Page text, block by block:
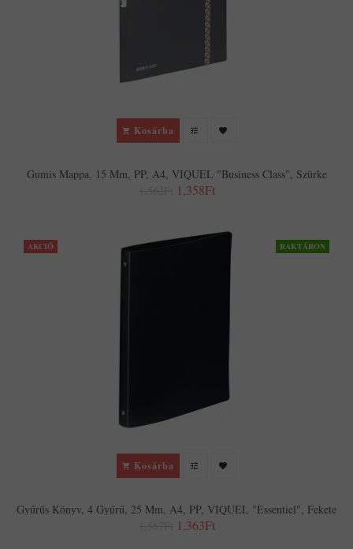
Kosárba
Gumis Mappa, 15 Mm, PP, A4, VIQUEL "Business Class", Szürke
1,358Ft
AKCIÓ RAKTÁRON
Kosárba
Gyűrűs Könyv, 4 Gyűrű, 25 Mm, A4, PP, VIQUEL "Essentiel", Fekete
1,363Ft